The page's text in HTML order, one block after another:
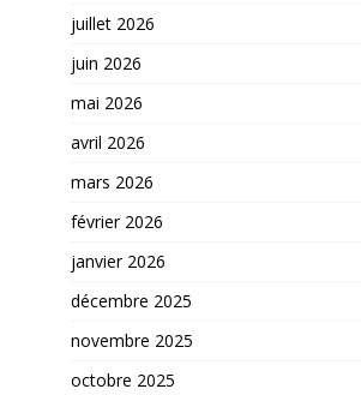
juillet 2026
juin 2026
mai 2026
avril 2026
mars 2026
février 2026
janvier 2026
décembre 2025
novembre 2025
octobre 2025